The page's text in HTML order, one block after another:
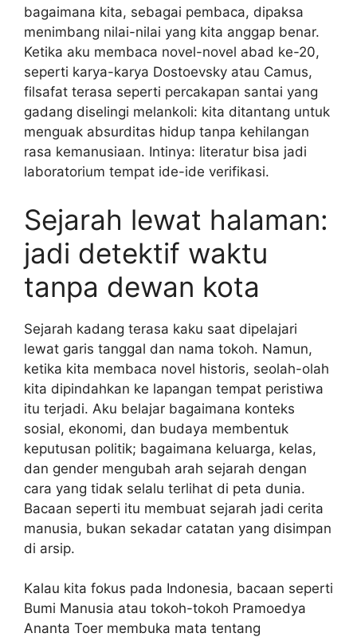
bagaimana kita, sebagai pembaca, dipaksa
menimbang nilai-nilai yang kita anggap benar.
Ketika aku membaca novel-novel abad ke-20,
seperti karya-karya Dostoevsky atau Camus,
filsafat terasa seperti percakapan santai yang
gadang diselingi melankoli: kita ditantang untuk
menguak absurditas hidup tanpa kehilangan
rasa kemanusiaan. Intinya: literatur bisa jadi
laboratorium tempat ide-ide verifikasi.
Sejarah lewat halaman:
jadi detektif waktu
tanpa dewan kota
Sejarah kadang terasa kaku saat dipelajari
lewat garis tanggal dan nama tokoh. Namun,
ketika kita membaca novel historis, seolah-olah
kita dipindahkan ke lapangan tempat peristiwa
itu terjadi. Aku belajar bagaimana konteks
sosial, ekonomi, dan budaya membentuk
keputusan politik; bagaimana keluarga, kelas,
dan gender mengubah arah sejarah dengan
cara yang tidak selalu terlihat di peta dunia.
Bacaan seperti itu membuat sejarah jadi cerita
manusia, bukan sekadar catatan yang disimpan
di arsip.
Kalau kita fokus pada Indonesia, bacaan seperti
Bumi Manusia atau tokoh-tokoh Pramoedya
Ananta Toer membuka mata tentang